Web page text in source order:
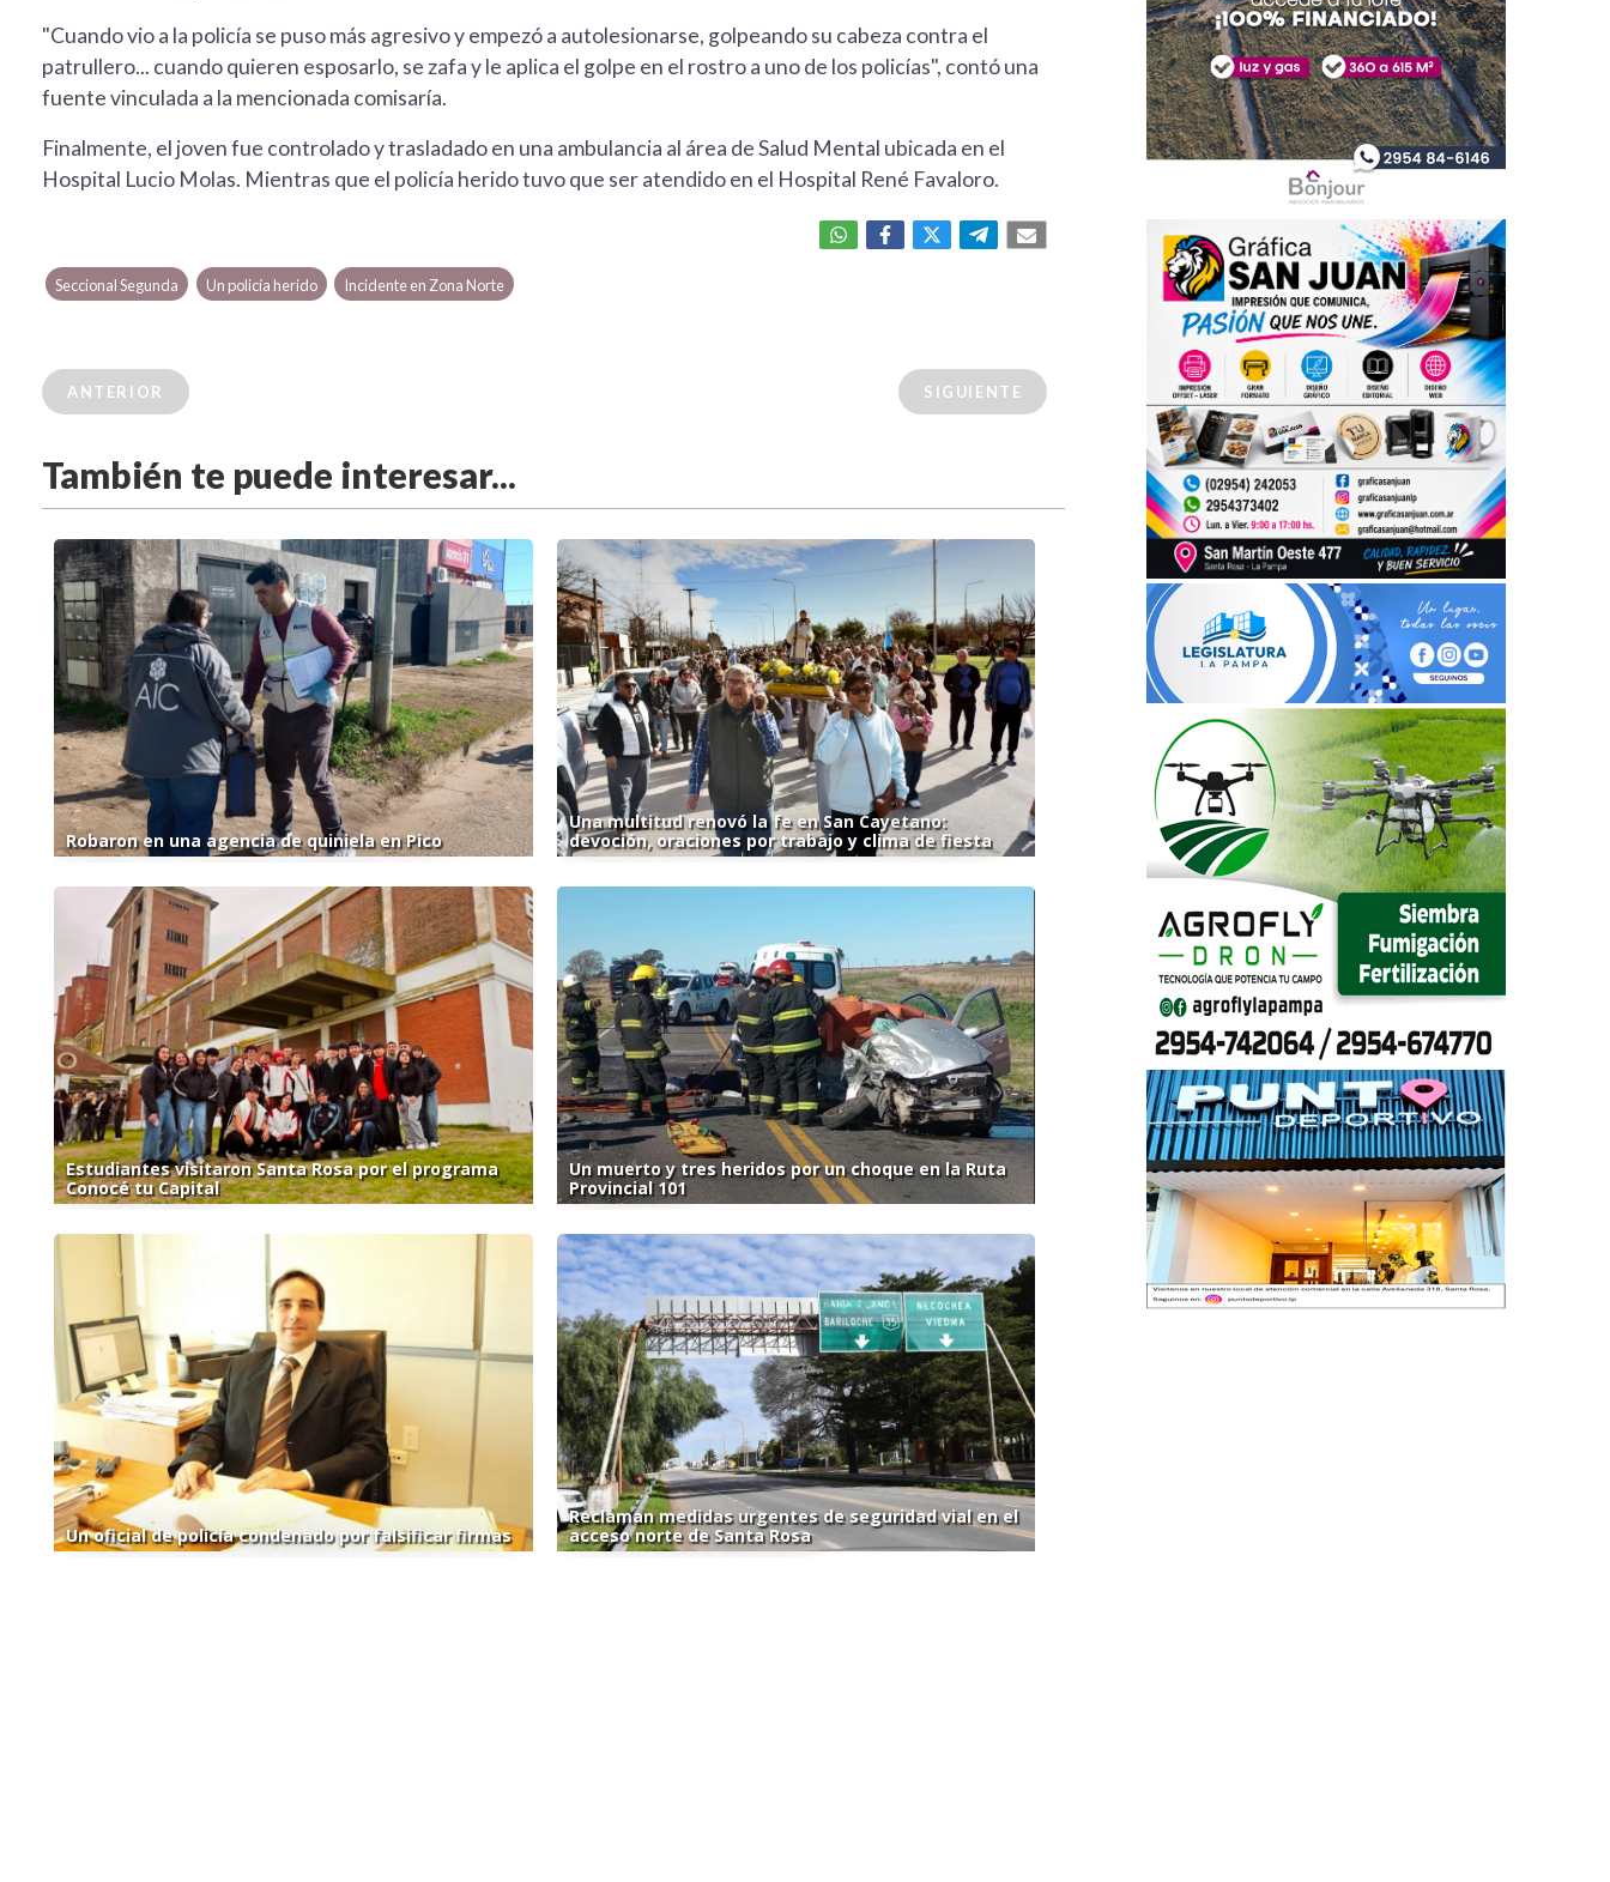
"Cuando vio a la policía se puso más agresivo y empezó a autolesionarse, golpeando su cabeza contra el
patrullero... cuando quieren esposarlo, se zafa y le aplica el golpe en el rostro a uno de los policías", contó una
fuente vinculada a la mencionada comisaría.
Finalmente, el joven fue controlado y trasladado en una ambulancia al área de Salud Mental ubicada en el
Hospital Lucio Molas. Mientras que el policía herido tuvo que ser atendido en el Hospital René Favaloro.
Seccional Segunda Un policía herido Incidente en Zona Norte
ANTERIOR SIGUIENTE
También te puede interesar...
Robaron en una agencia de quiniela en Pico
Una multitud renovó la fe en San Cayetano:
devoción, oraciones por trabajo y clima de fiesta
Estudiantes visitaron Santa Rosa por el programa
Conocé tu Capital
Un muerto y tres heridos por un choque en la Ruta
Provincial 101
Un oficial de policía condenado por falsificar firmas
Reclaman medidas urgentes de seguridad vial en el
acceso norte de Santa Rosa